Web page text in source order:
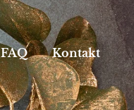
FAQ Kontakt